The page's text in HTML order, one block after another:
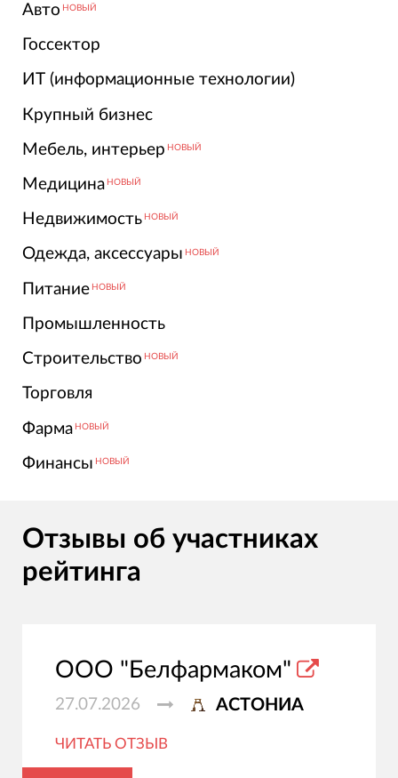
Авто НОВЫЙ
Госсектор
ИТ (информационные технологии)
Крупный бизнес
Мебель, интерьер НОВЫЙ
Медицина НОВЫЙ
Недвижимость НОВЫЙ
Одежда, аксессуары НОВЫЙ
Питание НОВЫЙ
Промышленность
Строительство НОВЫЙ
Торговля
Фарма НОВЫЙ
Финансы НОВЫЙ
Отзывы об участниках
рейтинга
ООО "Белфармаком"
27.07.2026 АСТОНИА
ЧИТАТЬ ОТЗЫВ